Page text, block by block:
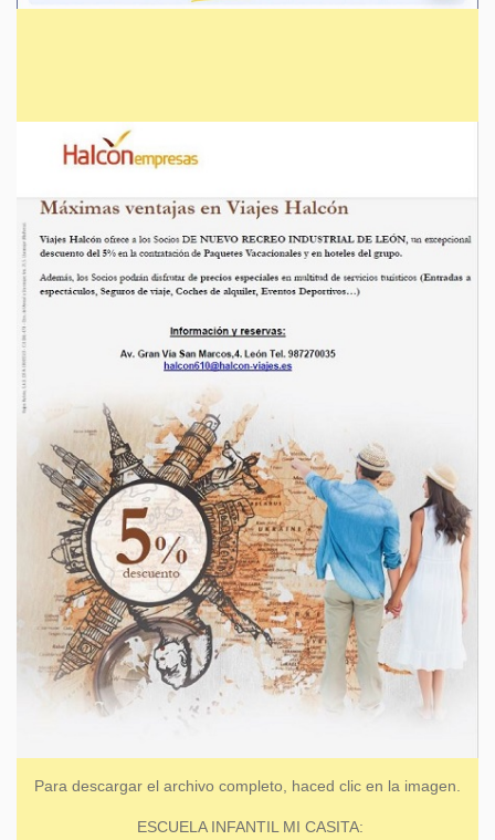
Para descargar el archivo completo, haced clic en la imagen.
ESCUELA INFANTIL MI CASITA: